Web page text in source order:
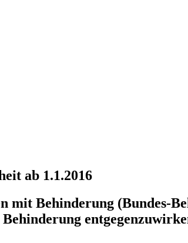
ab 1.1.2016
mit Behinderung (Bundes-